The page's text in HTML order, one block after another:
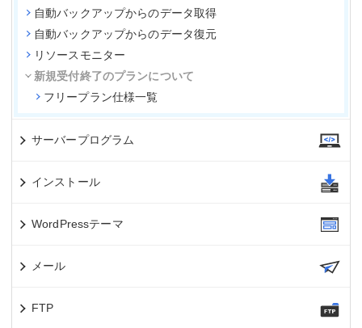
自動バックアップからのデータ取得
自動バックアップからのデータ復元
リソースモニター
新規受付終了のプランについて
フリープラン仕様一覧
サーバープログラム
インストール
WordPressテーマ
メール
FTP